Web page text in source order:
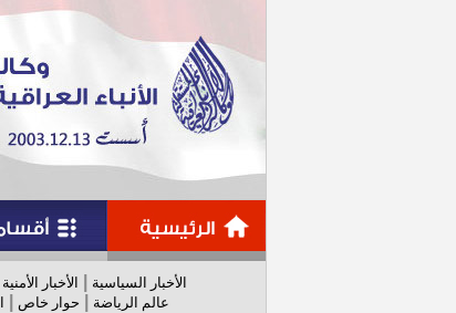
الأخبار السياسية الأخبار الأمنية
عالم الرياضة
حوار خاص